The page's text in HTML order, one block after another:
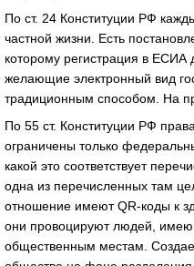
По ст. 24 Конституции РФ
частной жизни. Есть
которому регистрация в ЕСИА
желающие электронный вид
традиционным способом. На
По 55 ст. Конституции РФ
ограничены только
какой это соответствует
одна из перечисленных там
отношение имеют QR-коды к
они провоцируют людей,
общественным местам.